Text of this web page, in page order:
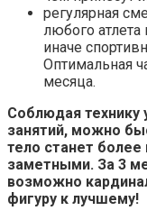
регулярная
любого
иначе
Оптимальная
месяца.
Соблюдая технику
занятий, можно
тело станет
заметными. За 3
возможно
фигуру к лучшему!